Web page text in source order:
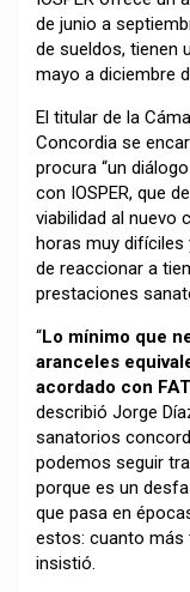
de junio a
de sueldos, tienen
mayo a diciembre
El titular de la
Concordia se
procura “un
con IOSPER, que
viabilidad al nuevo
horas muy difíciles
de reaccionar a
prestaciones
“Lo mínimo que
aranceles
acordado con
describió Jorge
sanatorios
podemos seguir
porque es un
que pasa en
estos: cuanto más
insistió.